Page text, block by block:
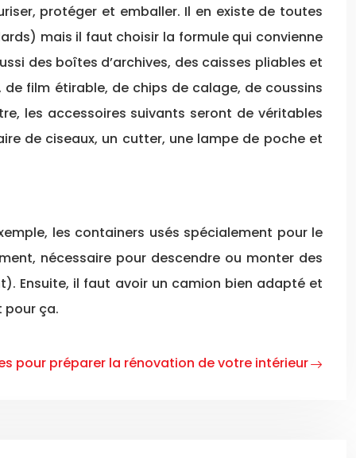
protéger et emballer. Il en existe de toutes
mais il faut choisir la formule qui convienne
des boîtes d’archives, des caisses pliables et
film étirable, de chips de calage, de coussins
les accessoires suivants seront de véritables
de ciseaux, un cutter, une lampe de poche et
les containers usés spécialement pour le
nécessaire pour descendre ou monter des
Ensuite, il faut avoir un camion bien adapté et
pour ça.
pour préparer la rénovation de votre intérieur